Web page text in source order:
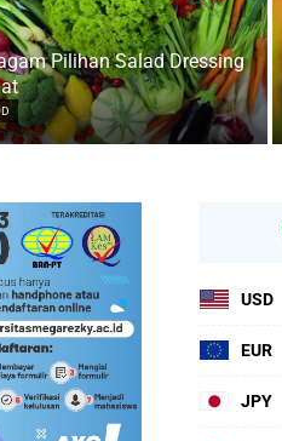
Pilihan Salad Dressing
USD
EUR
JPY